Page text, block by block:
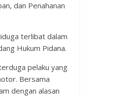
dan Penahanan
terlibat dalam
Hukum Pidana.
pelaku yang
Bersama
dengan alasan